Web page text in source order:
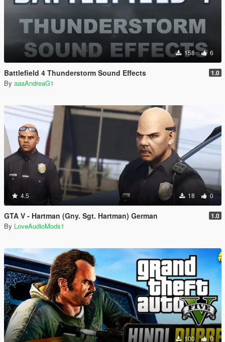
158 6
Battlefield 4 Thunderstorm Sound Effects 1.0
By aaaAndreaG1
4.5 18 0
GTA V - Hartman (Gny. Sgt. Hartman) German 1.0
By LoveAudioMods1
100 0